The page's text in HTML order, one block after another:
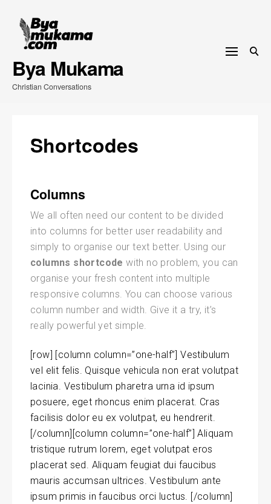
content
Bya Mukama
Christian Conversations
Shortcodes
Columns
We all often need our content to be divided
into columns for better user readability and
simply to organise our text better. Using our
columns shortcodewith no problem, you can
organise your fresh content into multiple
responsive columns. You can choose various
column number and width. Give it a try, it’s
really powerful yet simple.
[row] [column column=”one-half”] Vestibulum
vel elit felis. Quisque vehicula non erat volutpat
lacinia. Vestibulum pharetra urna id ipsum
posuere, eget rhoncus enim placerat. Cras
facilisis dolor eu ex volutpat, eu hendrerit.
[/column][column column=”one-half”] Aliquam
tristique rutrum lorem, eget volutpat eros
placerat sed. Aliquam feugiat dui faucibus
mauris accumsan ultrices. Vestibulum ante
ipsum primis in faucibus orci luctus. [/column]